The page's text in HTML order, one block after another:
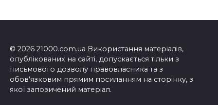
© 2026 21000.com.ua Використання матеріалів,
опублікованих на сайті, допускається тільки з
письмового дозволу правовласника та з
обов'язковим прямим посиланням на сторінку, з
якої запозичений матеріал.